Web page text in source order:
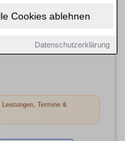
Cookies ablehnen
Datenschutzerklärung
Sanitär
Leistungen, Termine &